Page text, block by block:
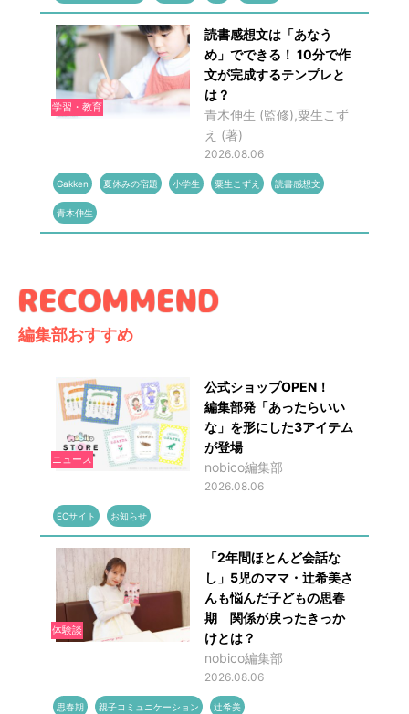
学習・教育
読書感想文は「あなう
め」でできる！ 10分で作
文が完成するテンプレと
は？
青木伸生 (監修),粟生こず
え (著)
2026.08.06
Gakken 夏休みの宿題 小学生 粟生こずえ 読書感想文
青木伸生
編集部おすすめ
ニュース
公式ショップOPEN！
編集部発「あったらいい
な」を形にした3アイテム
が登場
nobico編集部
2026.08.06
ECサイト お知らせ
体験談
「2年間ほとんど会話な
し」5児のママ・辻希美さ
んも悩んだ子どもの思春
期 関係が戻ったきっか
けとは？
nobico編集部
2026.08.06
思春期 親子コミュニケーション 辻希美